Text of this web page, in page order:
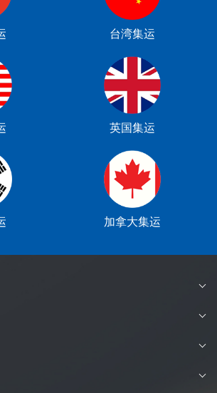
台湾集运
英国集运
加拿大集运